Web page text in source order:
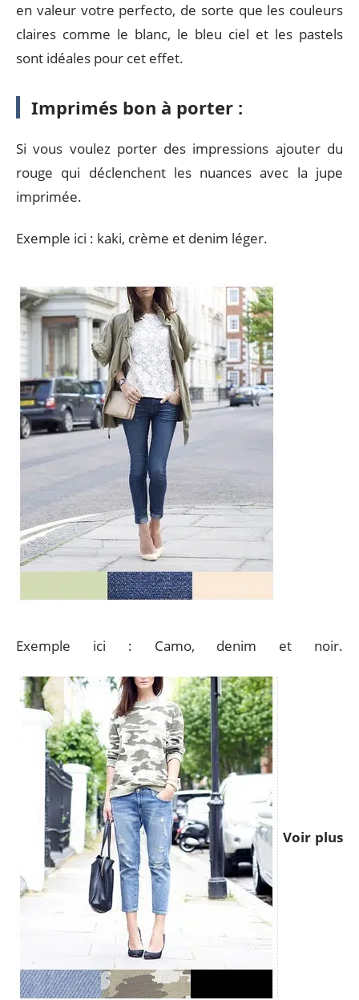
en valeur votre perfecto, de sorte que les couleurs
claires comme le blanc, le bleu ciel et les pastels
sont idéales pour cet effet.
Imprimés bon à porter :
Si vous voulez porter des impressions ajouter du
rouge qui déclenchent les nuances avec la jupe
imprimée.
Exemple ici : kaki, crème et denim léger.
Exemple ici : Camo, denim et noir.
Voir plus